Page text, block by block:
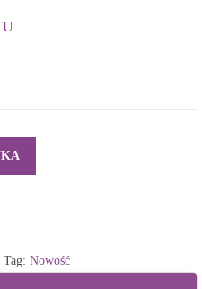
Tag: Nowość